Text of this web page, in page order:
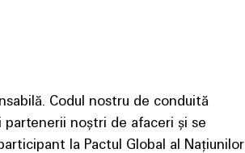
Codul nostru de conduită
noștri de afaceri și se
la Pactul Global al Națiunilor